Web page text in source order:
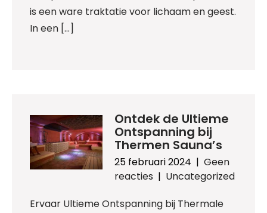
is een ware traktatie voor lichaam en geest.
In een […]
Ontdek de Ultieme
Ontspanning bij
Thermen Sauna’s
25 februari 2024 | Geen
reacties | Uncategorized
Ervaar Ultieme Ontspanning bij Thermale